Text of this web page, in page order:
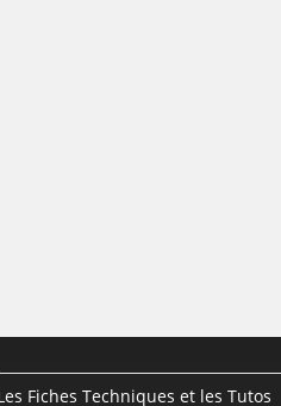
Fiches Techniques et les Tutos